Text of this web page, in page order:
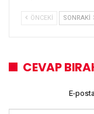
ÖNCEKI SONRAKI
CEVAP
E-